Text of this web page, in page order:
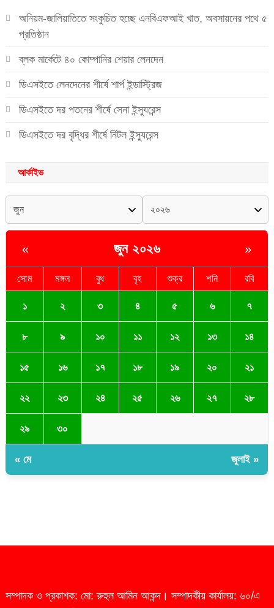
অনিয়ম-জালিয়াতিতে সংকুচিত হচ্ছে এনবিএফআই খাত, অবসায়নের পথে ৫
প্রতিষ্ঠান
ব্লক মার্কেটে ৪০ কোম্পানির শেয়ার লেনদেন
ডিএসইতে লেনদেনের শীর্ষে শার্প ইন্ডাস্ট্রিজ
ডিএসইতে দর পতনের শীর্ষে সেনা ইন্স্যুরেন্স
ডিএসইতে দর বৃদ্ধির শীর্ষে নিটল ইন্স্যুরেন্স
আর্কাইভ
« জুন ২০২৬ »
সোম মঙ্গল বুধ বৃহ শুক্র শনি রবি
১ ২ ৩ ৪ ৫ ৬ ৭
৮ ৯ ১০ ১১ ১২ ১৩ ১৪
১৫ ১৬ ১৭ ১৮ ১৯ ২০ ২১
২২ ২৩ ২৪ ২৫ ২৬ ২৭ ২৮
২৯ ৩০
« মে জুলাই »
সম্পাদক ও প্রকাশক: মো: রুহুল আমিন আকন্দ। সম্পাদকীয় কার্যালয়: ৬০/এ